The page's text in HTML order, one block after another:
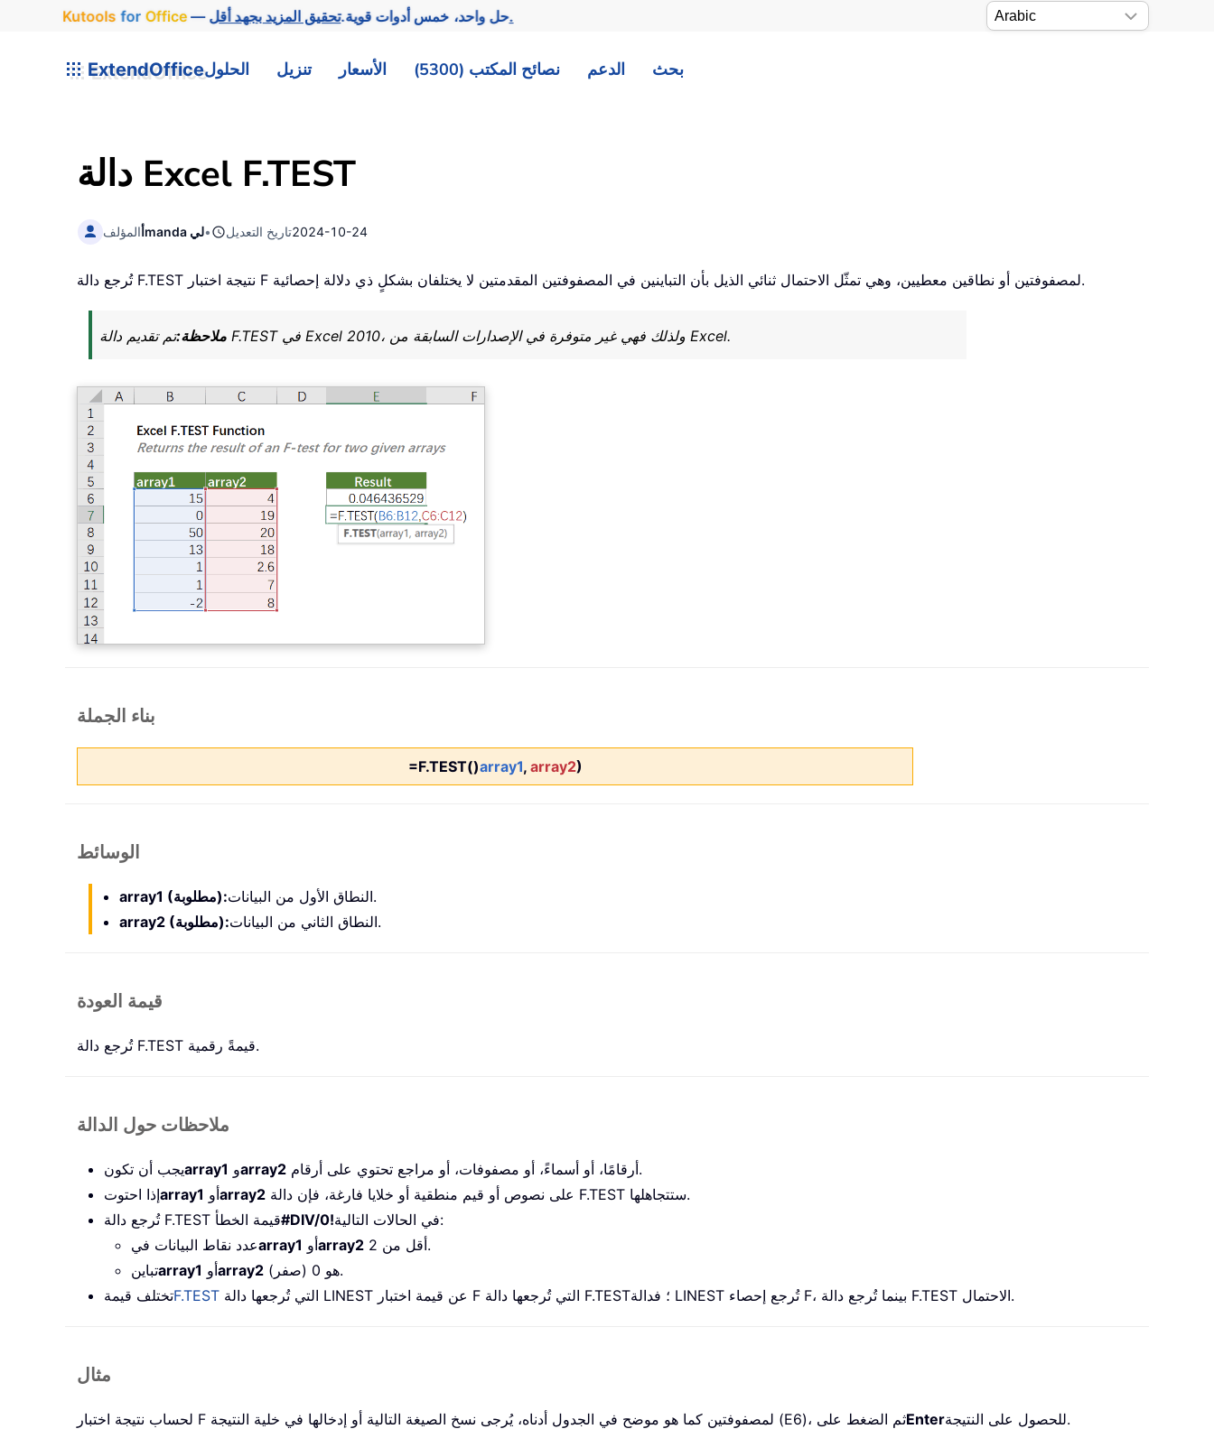
Kutools for Office — حل واحد، خمس أدوات قوية.تحقيق المزيد بجهد أقل.
ExtendOfficeالحلول تنزيل الأسعار نصائح المكتب (5300) الدعم بحث
دالة Excel F.TEST
المؤلف أmanda لي• تاريخ التعديل2024-10-24
تُرجع دالة F.TEST نتيجة اختبار F لمصفوفتين أو نطاقين معطيين، وهي تمثّل الاحتمال ثنائي الذيل بأن التباينين في المصفوفتين المقدمتين لا يختلفان بشكلٍ ذي دلالة إحصائية.
ملاحظة: تم تقديم دالة F.TEST في Excel 2010، ولذلك فهي غير متوفرة في الإصدارات السابقة من Excel.
بناء الجملة
=F.TEST()array1, array2)
الوسائط
array1 (مطلوبة):
النطاق الأول من البيانات.
array2 (مطلوبة):
النطاق الثاني من البيانات.
قيمة العودة
تُرجع دالة F.TEST قيمةً رقمية.
ملاحظات حول الدالة
يجب أن تكونarray1 وarray2
أرقامًا، أو أسماءً، أو مصفوفات، أو مراجع تحتوي على أرقام.
إذا احتوتarray1 أوarray2
على نصوص أو قيم منطقية أو خلايا فارغة، فإن دالة F.TEST ستتجاهلها.
تُرجع دالة F.TEST قيمة الخطأ#DIV/0!
في الحالات التالية:
عدد نقاط البيانات فيarray1 أوarray2
أقل من 2.
تباينarray1 أوarray2
هو 0 (صفر).
تختلف قيمةF.TEST التي تُرجعها دالة LINEST عن قيمة اختبار F التي تُرجعها دالة F.TEST؛ فدالة LINEST تُرجع إحصاء F، بينما تُرجع دالة F.TEST الاحتمال.
مثال
لحساب نتيجة اختبار F لمصفوفتين كما هو موضح في الجدول أدناه، يُرجى نسخ الصيغة التالية أو إدخالها في خلية النتيجة (E6)، ثم الضغط علىEnter للحصول على النتيجة.